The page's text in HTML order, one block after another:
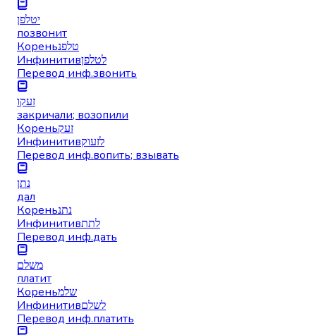
יטלפן
позвонит
Кореньטלפנ
Инфинитивלטלפן
Перевод инф.звонить
זעקו
закричали; возопили
Кореньזעק
Инфинитивלזעוק
Перевод инф.вопить; взывать
נתן
дал
Кореньנתנ
Инфинитивלתת
Перевод инф.дать
משלם
платит
Кореньשלמ
Инфинитивלשלם
Перевод инф.платить